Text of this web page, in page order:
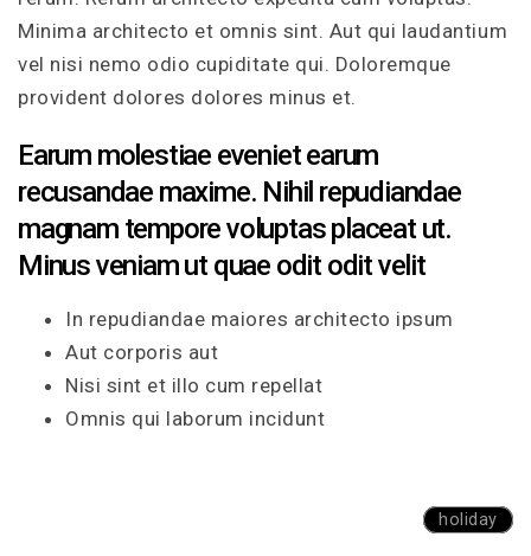
Minima architecto et omnis sint. Aut qui laudantium
vel nisi nemo odio cupiditate qui. Doloremque
provident dolores dolores minus et.
Earum molestiae eveniet earum
recusandae maxime. Nihil repudiandae
magnam tempore voluptas placeat ut.
Minus veniam ut quae odit odit velit
In repudiandae maiores architecto ipsum
Aut corporis aut
Nisi sint et illo cum repellat
Omnis qui laborum incidunt
holiday